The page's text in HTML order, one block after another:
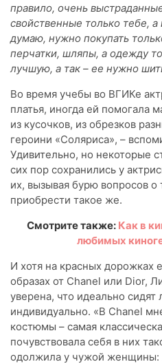
правило, очень
свойственные только тебе,
думаю, нужно покупать
перчатки, шляпы, а одежду
лучшую, а так – ее нужно
Во время учебы во ВГИКе
платья, иногда ей помогала
из кусочков, из обрезков
героини «Соляриса», –
Удивительно, но некоторые
сих пор сохранились у
их, вызывая бурю вопросов
приобрести такое же.
Смотрите также: Как в
любимых
И хотя на красных дорожках
образах от Chanel или Dior,
уверена, что идеально
индивидуально. «В Chanel
костюмы – самая
почувствовала себя в них
одолжила у чужой женщины: